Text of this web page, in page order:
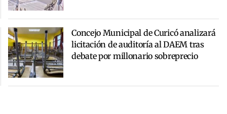
Concejo Municipal de Curicó analizará
licitación de auditoría al DAEM tras
debate por millonario sobreprecio